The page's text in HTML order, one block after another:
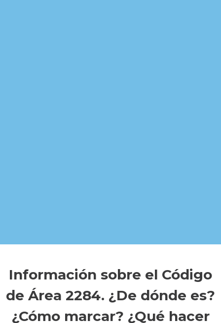
Información sobre el Código
de Área 2284. ¿De dónde es?
¿Cómo marcar? ¿Qué hacer